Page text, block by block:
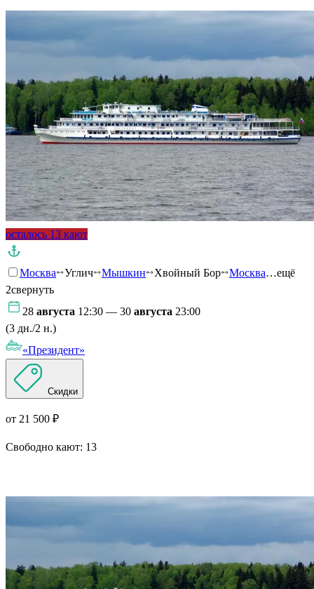
осталось 13 кают
Москва Углич Мышкин Хвойный Бор Москва…ещё
2свернуть
28 августа 12:30 — 30 августа 23:00
(3 дн./2 н.)
«Президент»
Скидки
от 21 500 ₽
Свободно кают: 13